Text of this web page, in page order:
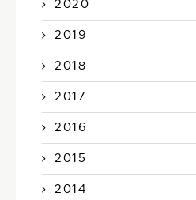
2020
2019
2018
2017
2016
2015
2014